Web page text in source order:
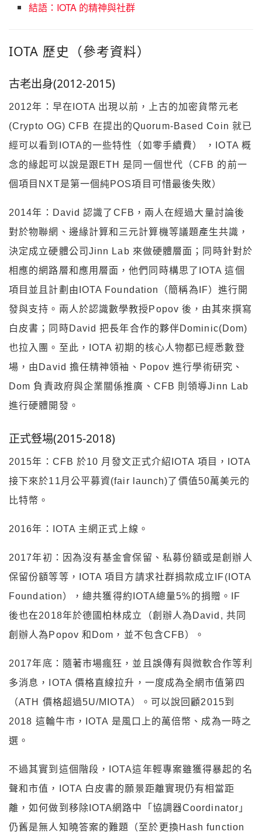
結語：IOTA 的精神與社群
IOTA 歷史（參考資料）
古老出身(2012-2015)
2012年：早在IOTA 出現以前，上古的加密貨幣元老
(Crypto OG) CFB 在提出的Quorum-Based Coin 就已
經可以看到IOTA的一些特性（如零手續費） ，IOTA 概
念的緣起可以說是跟ETH 是同一個世代（CFB 的前一
個項目NXT是第一個純POS項目可惜最後失敗）
2014年：David 認識了CFB，兩人在經過大量討論後
對於物聯網、邊緣計算和三元計算機等議題產生共識，
決定成立硬體公司Jinn Lab 來做硬體層面；同時針對於
相應的網路層和應用層面，他們同時構思了IOTA 這個
項目並且計劃由IOTA Foundation（簡稱為IF）進行開
發與支持。兩人於認識數學教授Popov 後，由其來撰寫
白皮書；同時David 把長年合作的夥伴Dominic(Dom)
也拉入團。至此，IOTA 初期的核心人物都已經悉數登
場，由David 擔任精神領袖、Popov 進行學術研究、
Dom 負責政府與企業關係推廣、CFB 則領導Jinn Lab
進行硬體開發。
正式豋場(2015-2018)
2015年：CFB 於10 月發文正式介紹IOTA 項目，IOTA
接下來於11月公平募資(fair launch)了價值50萬美元的
比特幣。
2016年：IOTA 主網正式上線。
2017年初：因為沒有基金會保留、私募份額或是創辦人
保留份額等等，IOTA 項目方請求社群捐款成立IF(IOTA
Foundation），總共獲得約IOTA總量5%的捐贈。IF
後也在2018年於德國柏林成立（創辦人為David, 共同
創辦人為Popov 和Dom，並不包含CFB）。
2017年底：隨著市場瘋狂，並且誤傳有與微軟合作等利
多消息，IOTA 價格直線拉升，一度成為全網市值第四
（ATH 價格超過5U/MIOTA）。可以說回顧2015到
2018 這輪牛市，IOTA 是風口上的萬倍幣、成為一時之
選。
不過其實到這個階段，IOTA這年輕專案雖獲得暴起的名
聲和市值，IOTA 白皮書的願景距離實現仍有相當距
離，如何做到移除IOTA網路中「協調器Coordinator」
仍舊是無人知曉答案的難題（至於更換Hash function